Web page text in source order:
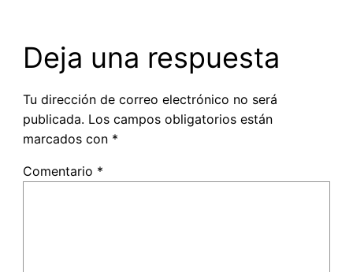
Deja una respuesta
Tu dirección de correo electrónico no será
publicada. Los campos obligatorios están
marcados con *
Comentario *